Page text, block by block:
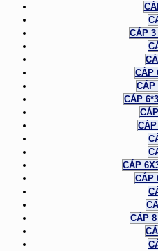
CÁP
CÁP
CÁP
CÁP
CÁP
CÁP
CÁP